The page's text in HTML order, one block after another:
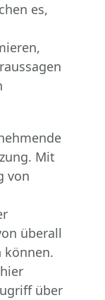
es,
Mit
von
überall
können.
über